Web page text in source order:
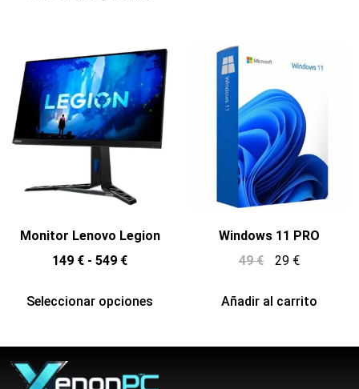
Monitor Lenovo Legion
149 € - 549 €
Seleccionar opciones
Windows 11 PRO
49€ 29 €
Añadir al carrito